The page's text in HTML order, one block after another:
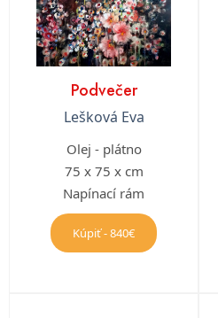
Podvečer
Lešková Eva
Olej - plátno
75 x 75 x cm
Napínací rám
Kúpiť - 840€